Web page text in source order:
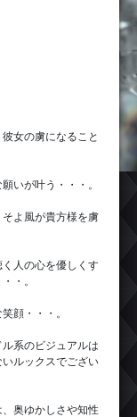
女の虜になること
いが叶う・・・。
よ風が貴方様を虜
人の心を優しくす
・。
顔・・・。
系のビジュアルは
ルックスでござい
奥ゆかしさや知性